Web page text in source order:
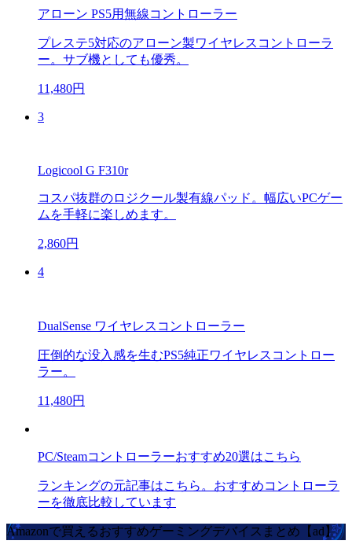
アローン PS5用無線コントローラー
プレステ5対応のアローン製ワイヤレスコントローラ
ー。サブ機としても優秀。
11,480円
3
Logicool G F310r
コスパ抜群のロジクール製有線パッド。幅広いPCゲー
ムを手軽に楽しめます。
2,860円
4
DualSense ワイヤレスコントローラー
圧倒的な没入感を生むPS5純正ワイヤレスコントロー
ラー。
11,480円
PC/Steamコントローラーおすすめ20選はこちら
ランキングの元記事はこちら。おすすめコントローラ
ーを徹底比較しています
Amazonで買えるおすすめゲーミングデバイスまとめ【ad】